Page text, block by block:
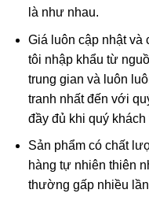
là như nhau.
Giá luôn cập nhật và
tôi nhập khẩu từ
trung gian và luôn
tranh nhất đến với
đầy đủ khi quý khách
Sản phẩm có chất
hàng tự nhiên thiên
thường gấp nhiều